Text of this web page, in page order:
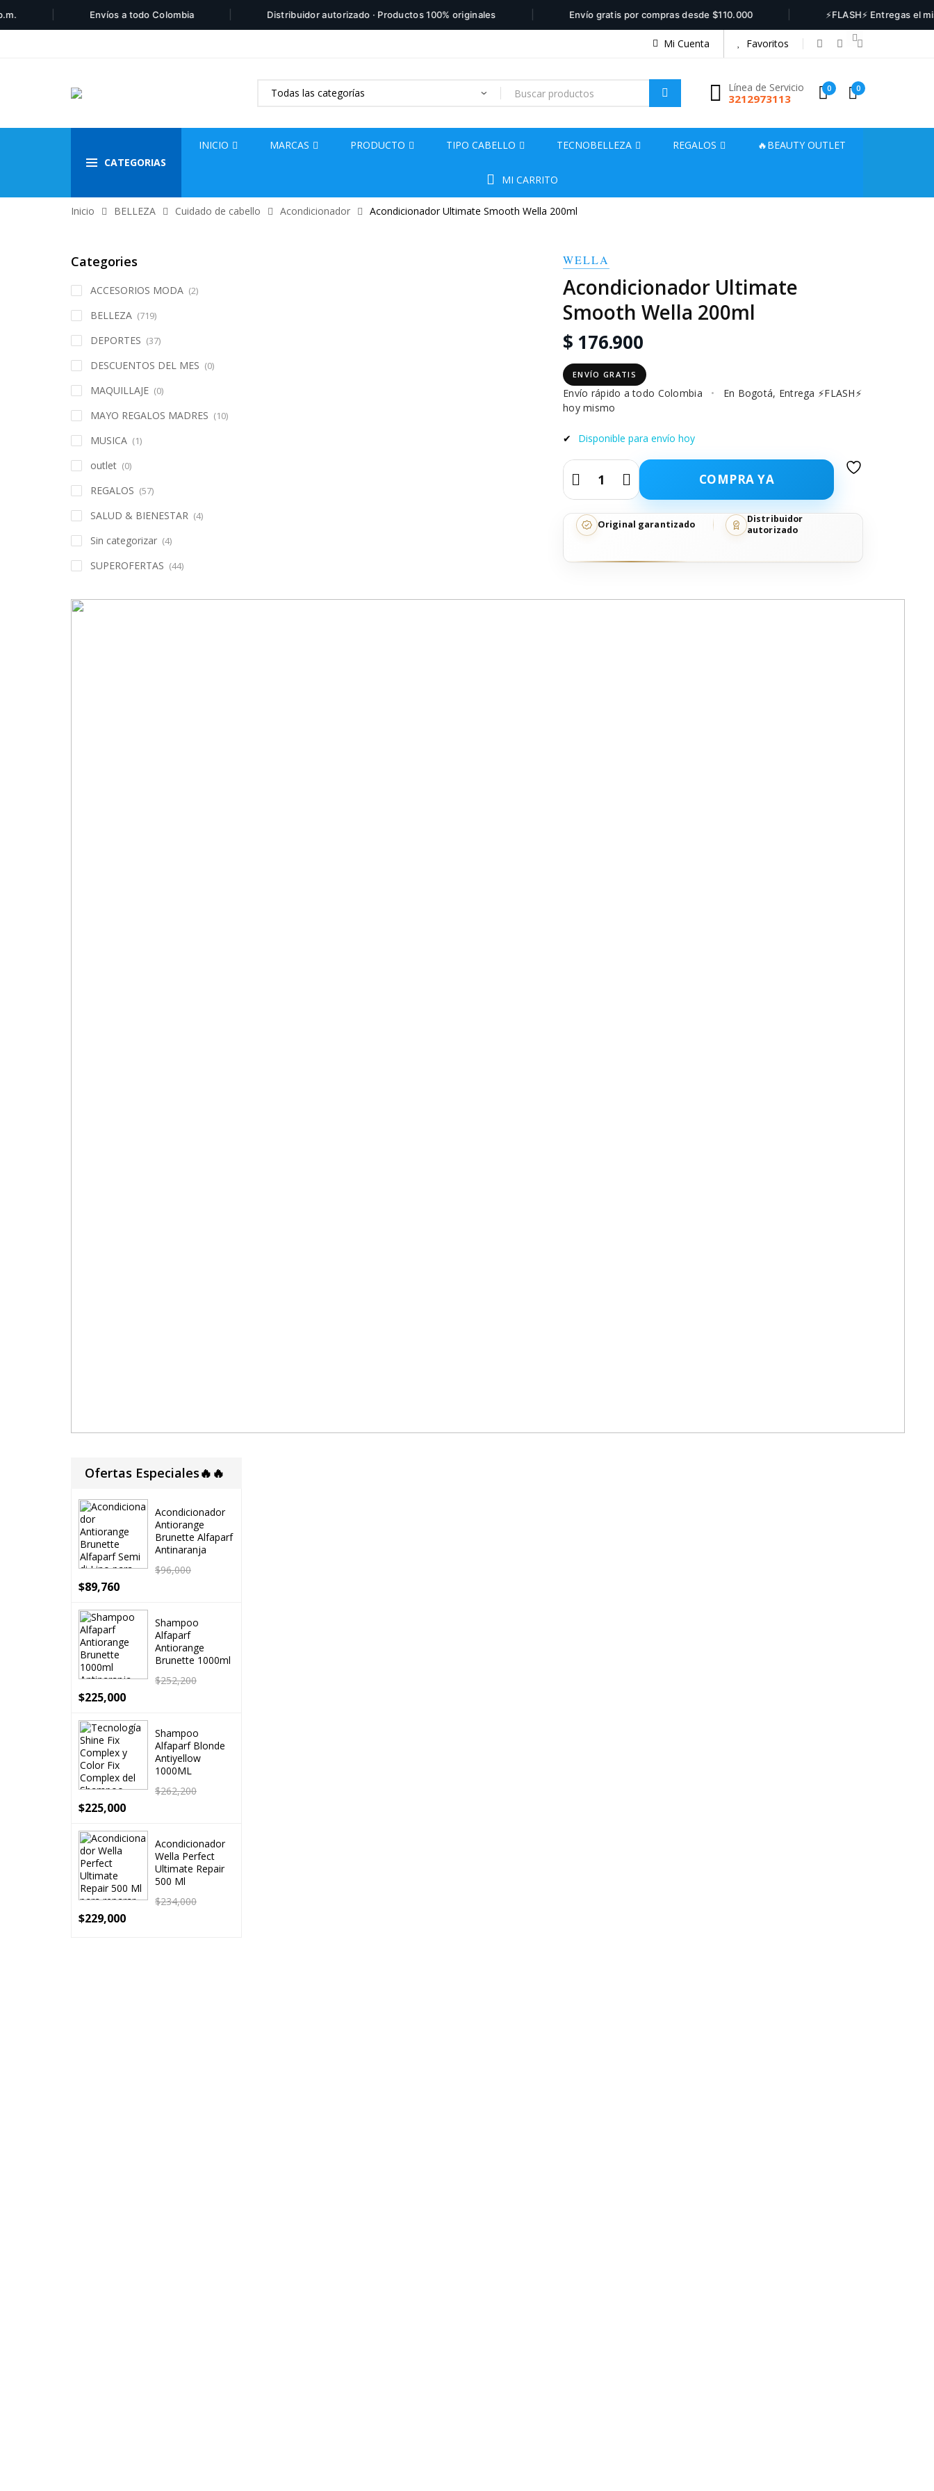
Envíos a todo Colombia Distribuidor autorizado · Productos 100% originales Envío gratis por compras desde $110.000 ⚡FLASH⚡ Entregas el
Mi Cuenta Favoritos
Products
Línea de Servicio
3212973113
0 0
CATEGORIAS
INICIO MARCAS PRODUCTO TIPO CABELLO TECNOBELLEZA REGALOS 🔥BEAUTY OUTLET
MI CARRITO
Inicio BELLEZA Cuidado de cabello Acondicionador Acondicionador Ultimate Smooth Wella 200ml
WELLA
Acondicionador Ultimate
Smooth Wella 200ml
$ 176.900
ENVÍO GRATIS
Envío rápido a todo Colombia •
En Bogotá, Entrega ⚡FLASH⚡
hoy mismo
✔ Disponible para envío hoy
Acondicionador Ultimate Smooth Wella 200ml cantidad
COMPRA YA
Original garantizado
Distribuidor
autorizado
Categories
ACCESORIOS MODA (2)
BELLEZA (719)
DEPORTES (37)
DESCUENTOS DEL MES (0)
MAQUILLAJE (0)
MAYO REGALOS MADRES (10)
MUSICA (1)
outlet (0)
REGALOS (57)
SALUD & BIENESTAR (4)
Sin categorizar (4)
SUPEROFERTAS (44)
Ofertas Especiales🔥🔥
Acondicionador
Antiorange
Brunette Alfaparf
Antinaranja
$96,000
$89,760
Shampoo
Alfaparf
Antiorange
Brunette 1000ml
$252,200
$225,000
Shampoo
Alfaparf Blonde
Antiyellow
1000ML
$262,200
$225,000
Acondicionador
Wella Perfect
Ultimate Repair
500 Ml
$234,000
$229,000